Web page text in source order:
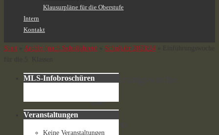
Klausurpläne für die Oberstufe
Intern
Kontakt
Start Archiv (nach Schuljahren) Schuljahr 2023/24
Einführungswoche
die
5.
MLS-Infobroschüren
Veranstaltungen
Keine Veranstaltungen